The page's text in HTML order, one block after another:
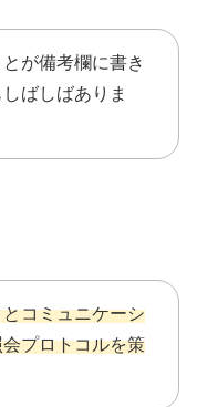
が備考欄に書き
ばしばありま
コミュニケーシ
プロトコルを策